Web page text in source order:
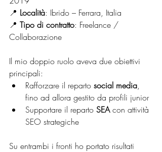
📍 Località: Ibrido – Ferrara, Italia
📍 Tipo di contratto: Freelance /
Collaborazione
Il mio doppio ruolo aveva due obiettivi
principali:
Rafforzare il reparto social media,
fino ad allora gestito da profili junior
Supportare il reparto SEA con attività
SEO strategiche
Su entrambi i fronti ho portato risultati